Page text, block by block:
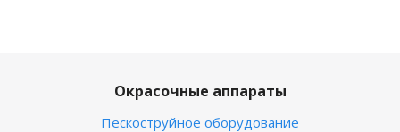
Окрасочные аппараты
Пескоструйное оборудование